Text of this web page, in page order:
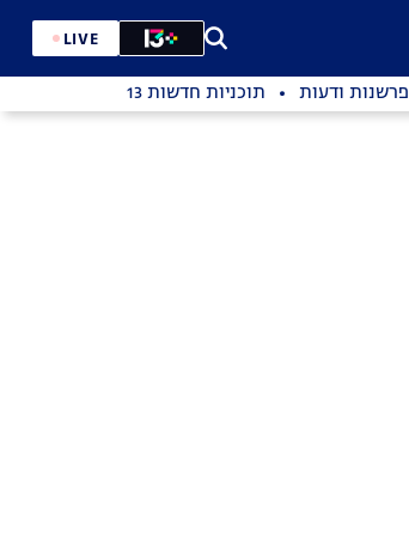
LIVE
פרשנות ודעות תוכניות חדשות 13